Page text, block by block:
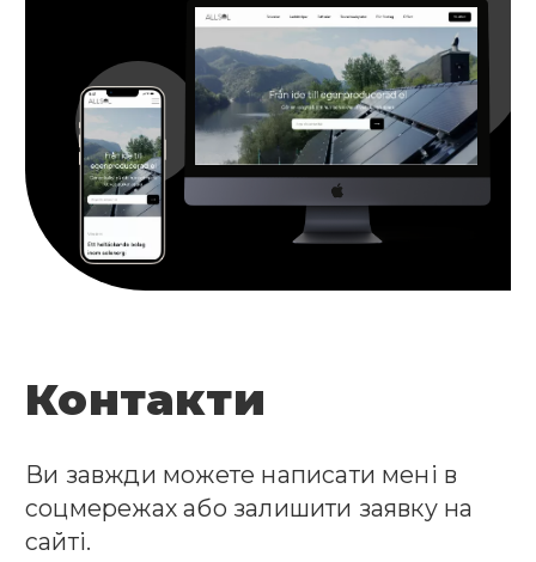
Контакти
Ви завжди можете написати мені в
соцмережах або залишити заявку на
сайті.